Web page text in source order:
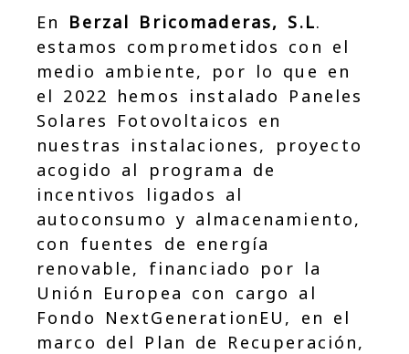
En Berzal Bricomaderas, S.L.
estamos comprometidos con el
medio ambiente, por lo que en
el 2022 hemos instalado Paneles
Solares Fotovoltaicos en
nuestras instalaciones, proyecto
acogido al programa de
incentivos ligados al
autoconsumo y almacenamiento,
con fuentes de energía
renovable, financiado por la
Unión Europea con cargo al
Fondo NextGenerationEU, en el
marco del Plan de Recuperación,